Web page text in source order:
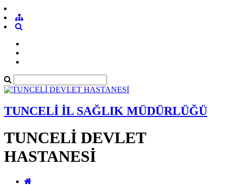
TUNCELİ İL SAĞLIK MÜDÜRLÜĞÜ
TUNCELİ DEVLET
HASTANESİ